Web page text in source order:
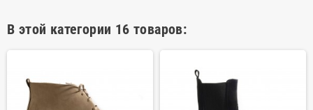
В этой категории 16 товаров: